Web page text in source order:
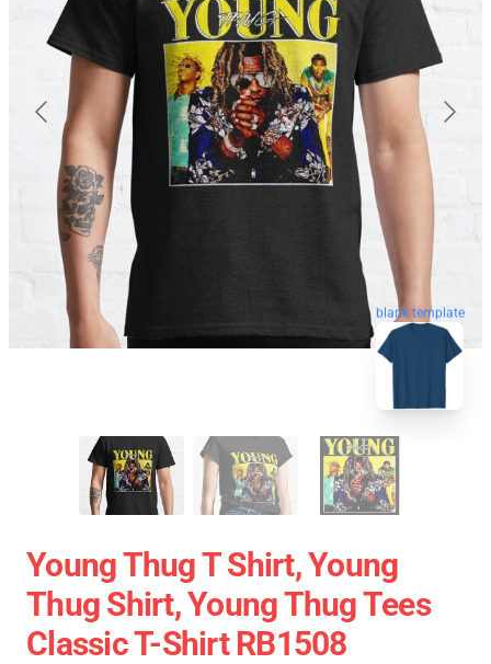
blank template
Young Thug T Shirt, Young
Thug Shirt, Young Thug Tees
Classic T-Shirt RB1508